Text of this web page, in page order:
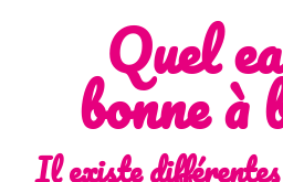
Quel
bonne à
Il existe différentes